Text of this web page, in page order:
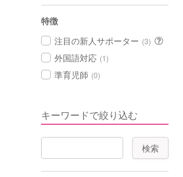
特徴
注目の新人サポーター (3)
外国語対応 (1)
準育児師 (0)
キーワードで絞り込む